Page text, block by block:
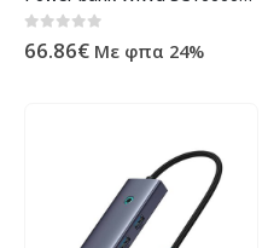
0out of 5
66.86€ Με φπα 24%